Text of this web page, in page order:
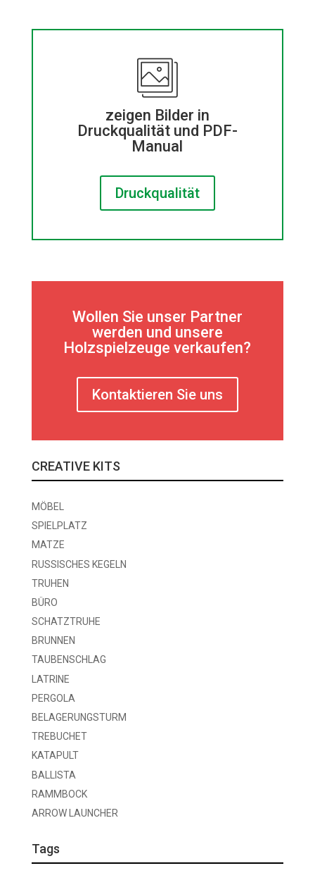
zeigen Bilder in
Druckqualität und PDF-
Manual
Druckqualität
Wollen Sie unser Partner
werden und unsere
Holzspielzeuge verkaufen?
Kontaktieren Sie uns
CREATIVE KITS
MÖBEL
SPIELPLATZ
MATZE
RUSSISCHES KEGELN
TRUHEN
BÜRO
SCHATZTRUHE
BRUNNEN
TAUBENSCHLAG
LATRINE
PERGOLA
BELAGERUNGSTURM
TREBUCHET
KATAPULT
BALLISTA
RAMMBOCK
ARROW LAUNCHER
Tags